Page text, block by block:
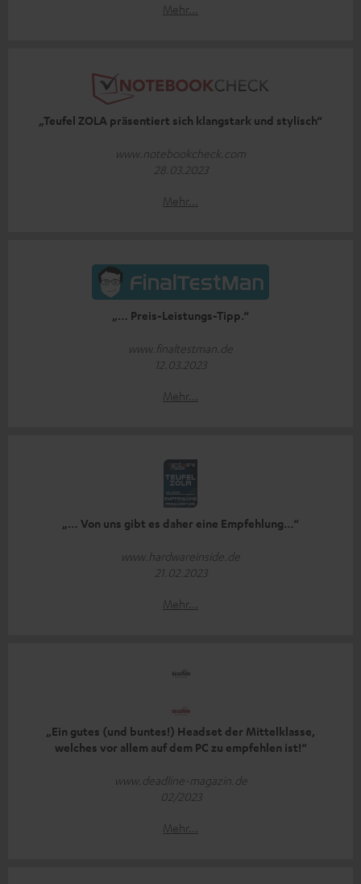
Mehr...
„Teufel ZOLA präsentiert sich klangstark und stylisch“
www.notebookcheck.com
28.03.2023
Mehr...
„… Preis-Leistungs-Tipp.“
www.finaltestman.de
12.03.2023
Mehr...
„… Von uns gibt es daher eine Empfehlung…“
www.hardwareinside.de
21.02.2023
Mehr...
„Ein gutes (und buntes!) Headset der Mittelklasse,
welches vor allem auf dem PC zu empfehlen ist!“
www.deadline-magazin.de
02/2023
Mehr...